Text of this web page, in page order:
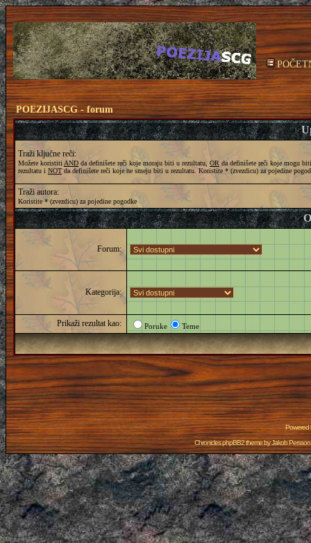
POEZIJASCG - forum
Traži ključne reči:
Možete koristiti AND da definišete reči koje moraju biti u rezultatu, OR da definišete reči koje mogu
rezultatu i NOTda definišete reči koje ne smeju biti u rezultatu. Koristite * (zvezdicu) za pojedine
Traži autora:
Koristite * (zvezdicu) za pojedine pogodke
Forum:
Kategorija:
Prikaži rezultat kao: Poruke Teme
Powered
Chronicles phpBB2 theme byJakob Persson